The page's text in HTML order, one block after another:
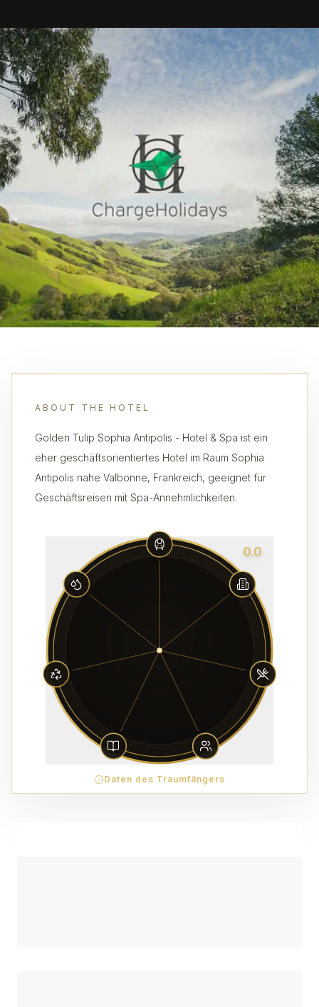
ABOUT THE HOTEL
Golden Tulip Sophia Antipolis - Hotel & Spa ist ein
eher geschäftsorientiertes Hotel im Raum Sophia
Antipolis nahe Valbonne, Frankreich, geeignet für
Geschäftsreisen mit Spa-Annehmlichkeiten.
0.0
Daten des Traumfängers